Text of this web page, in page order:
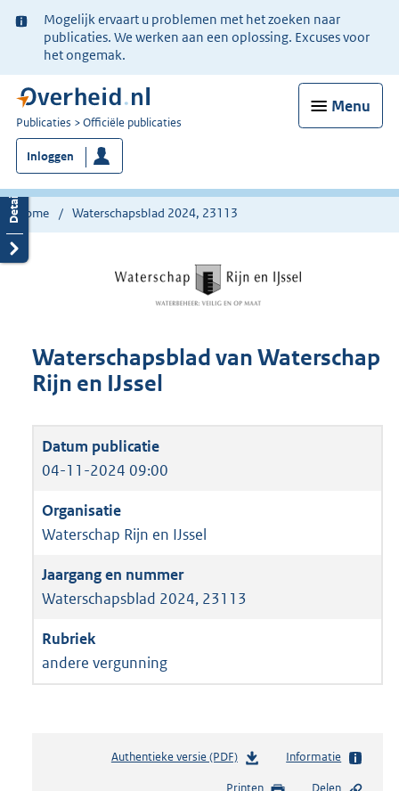
Ter
informatie:
Mogelijk ervaart u problemen met het zoeken naar
publicaties. We werken aan een oplossing. Excuses voor
het ongemak.
Menu
U
bent
nu
hier:
Publicaties Officiële publicaties
Inloggen
Home Waterschapsblad 2024, 23113
Waterschapsblad van Waterschap
Rijn en IJssel
04-11-2024 09:00
Waterschap Rijn en IJssel
Waterschapsblad 2024, 23113
andere vergunning
Authentieke versie (PDF)b
Informatie